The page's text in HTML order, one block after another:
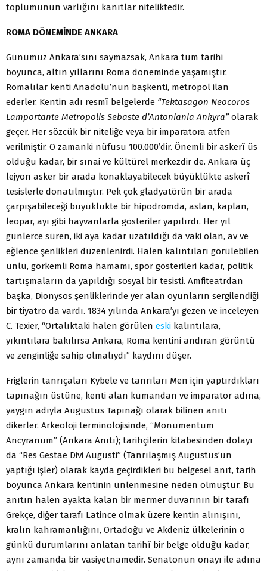
toplumunun varlığını kanıtlar niteliktedir.
ROMA DÖNEMİNDE ANKARA
Günümüz Ankara’sını saymazsak, Ankara tüm tarihi
boyunca, altın yıllarını Roma döneminde yaşamıştır.
Romalılar kenti Anadolu’nun başkenti, metropol ilan
ederler. Kentin adı resmî belgelerde “Tektasagon Neocoros
Lamportante Metropolis Sebaste d’Antoniania Ankyra”olarak
geçer. Her sözcük bir niteliğe veya bir imparatora atfen
verilmiştir. O zamanki nüfusu 100.000’dir. Önemli bir askerî üs
olduğu kadar, bir sınai ve kültürel merkezdir de. Ankara üç
lejyon asker bir arada konaklayabilecek büyüklükte askerî
tesislerle donatılmıştır. Pek çok gladyatörün bir arada
çarpışabileceği büyüklükte bir hipodromda, aslan, kaplan,
leopar, ayı gibi hayvanlarla gösteriler yapılırdı. Her yıl
günlerce süren, iki aya kadar uzatıldığı da vaki olan, av ve
eğlence şenlikleri düzenlenirdi. Halen kalıntıları görülebilen
ünlü, görkemli Roma hamamı, spor gösterileri kadar, politik
tartışmaların da yapıldığı sosyal bir tesisti. Amfiteatrdan
başka, Dionysos şenliklerinde yer alan oyunların sergilendiği
bir tiyatro da vardı. 1834 yılında Ankara’yı gezen ve inceleyen
C. Texier, “Ortalıktaki halen görülen eski kalıntılara,
yıkıntılara bakılırsa Ankara, Roma kentini andıran görüntü
ve zenginliğe sahip olmalıydı” kaydını düşer.
Friglerin tanrıçaları Kybele ve tanrıları Men için yaptırdıkları
tapınağın üstüne, kenti alan kumandan ve imparator adına,
yaygın adıyla Augustus Tapınağı olarak bilinen anıtı
dikerler. Arkeoloji terminolojisinde, “Monumentum
Ancyranum” (Ankara Anıtı); tarihçilerin kitabesinden dolayı
da “Res Gestae Divi Augusti” (Tanrılaşmış Augustus’un
yaptığı işler) olarak kayda geçirdikleri bu belgesel anıt, tarih
boyunca Ankara kentinin ünlenmesine neden olmuştur. Bu
anıtın halen ayakta kalan bir mermer duvarının bir tarafı
Grekçe, diğer tarafı Latince olmak üzere kentin alınışını,
kralın kahramanlığını, Ortadoğu ve Akdeniz ülkelerinin o
günkü durumlarını anlatan tarihî bir belge olduğu kadar,
aynı zamanda bir vasiyetnamedir. Senatonun onayı ile adına